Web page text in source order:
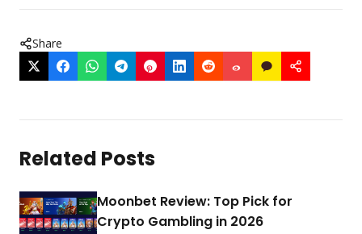
Share
Related Posts
Moonbet Review: Top Pick for
Crypto Gambling in 2026